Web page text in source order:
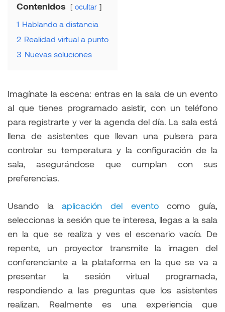
Contenidos ocultar
1 Hablando a distancia
2 Realidad virtual a punto
3 Nuevas soluciones
Imagínate la escena: entras en la sala de un evento
al que tienes programado asistir, con un teléfono
para registrarte y ver la agenda del día. La sala está
llena de asistentes que llevan una pulsera para
controlar su temperatura y la configuración de la
sala, asegurándose que cumplan con sus
preferencias.
Usando laaplicación del eventocomo guía,
seleccionas la sesión que te interesa, llegas a la sala
en la que se realiza y ves el escenario vacío. De
repente, un proyector transmite la imagen del
conferenciante a la plataforma en la que se va a
presentar la sesión virtual programada,
respondiendo a las preguntas que los asistentes
realizan. Realmente es una experiencia que